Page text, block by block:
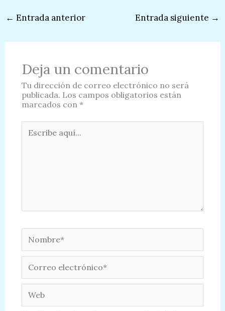
← Entrada anterior Entrada siguiente →
Deja un comentario
Tu dirección de correo electrónico no será
publicada. Los campos obligatorios están
marcados con *
Escribe
aquí...
Nombre*
Correo
electrónico*
Web